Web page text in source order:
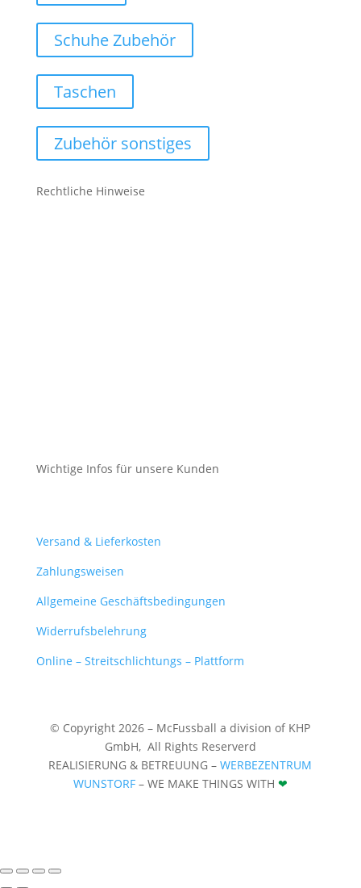
Schuhe Zubehör
Taschen
Zubehör sonstiges
Rechtliche Hinweise
Wichtige Infos für unsere Kunden
Versand & Lieferkosten
Zahlungsweisen
Allgemeine Geschäftsbedingungen
Widerrufsbelehrung
Online – Streitschlichtungs – Plattform
© Copyright 2026 – McFussball a division of KHP
GmbH, All Rights Reserverd
REALISIERUNG & BETREUUNG –WERBEZENTRUM
WUNSTORF– WE MAKE THINGS WITH ❤